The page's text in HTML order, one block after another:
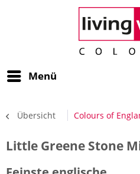
Menü
Übersicht Colours of
Little Greene Stone